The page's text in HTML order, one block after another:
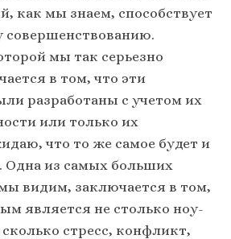
как мы знаем, способствует
совершенствованию.
мы так серьезно
в том, что эти
разработаны с учетом их
или только их
что то же самое будет и
Одна из самых больших
видим, заключается в том,
является не столько ноу-
сколько стресс, конфликт,